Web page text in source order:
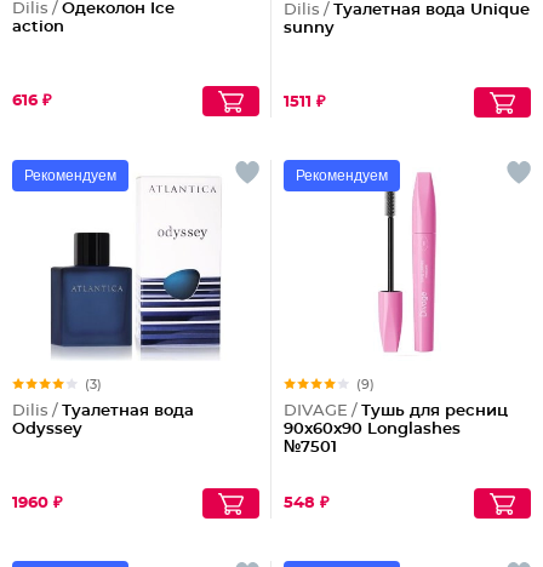
Dilis / Одеколон Ice
action
616 ₽
Dilis / Туалетная вода Unique
sunny
1511 ₽
Рекомендуем
(3)
Dilis / Туалетная вода
Odyssey
1960 ₽
Рекомендуем
(9)
DIVAGE / Тушь для ресниц
90x60x90 Longlashes
№7501
548 ₽